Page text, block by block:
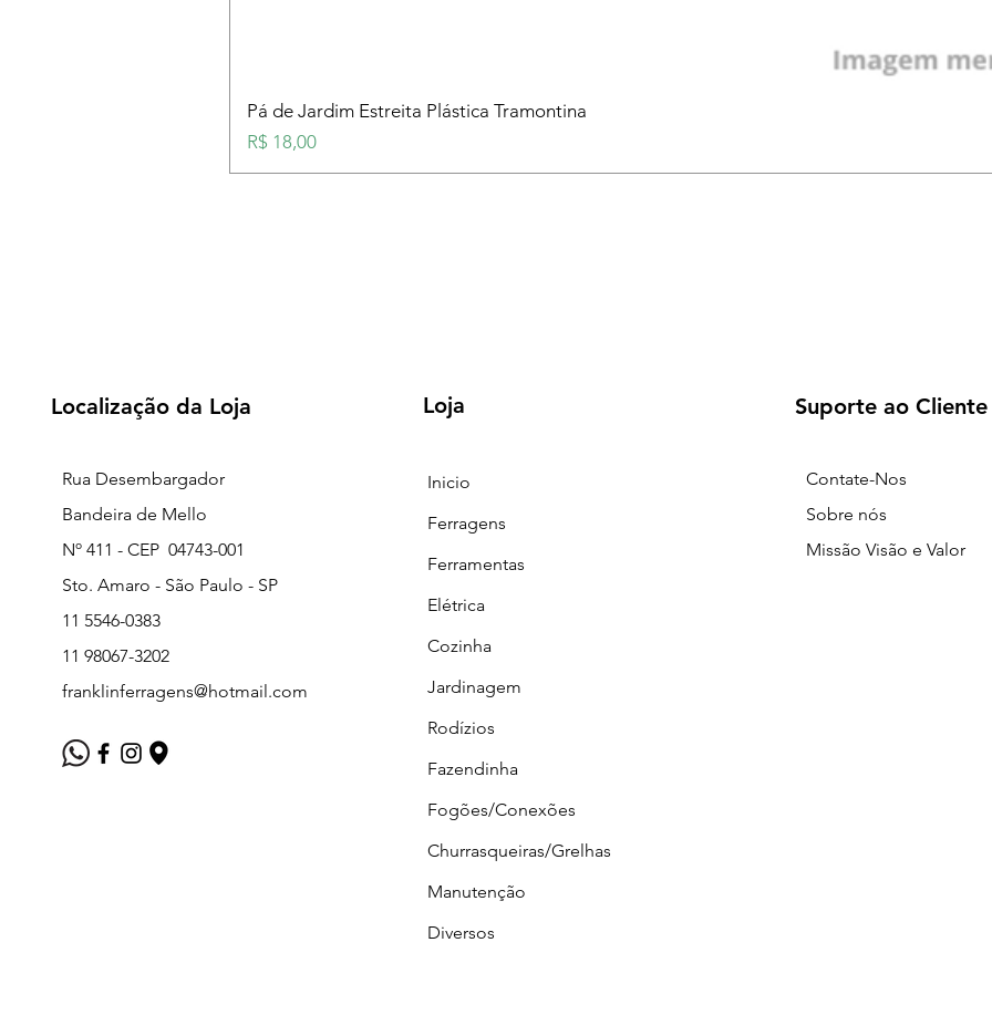
Pá de Jardim Estreita Plástica Tramontina
Preço
R$ 18,00
Localização da Loja
Rua Desembargador
Bandeira de Mello
Nº 411 - CEP 04743-001
Sto. Amaro - São Paulo - SP
11 5546-0383
11 98067-3202
franklinferragens@hotmail.com
Loja
Inicio
Ferragens
Ferramentas
Elétrica
Cozinha
Jardinagem
Rodízios
Fazendinha
Fogões/Conexões
Churrasqueiras/Grelhas
Manutenção
Diversos
Suporte ao Cliente
Contate-Nos
Sobre nós
Missão Visão e Valor